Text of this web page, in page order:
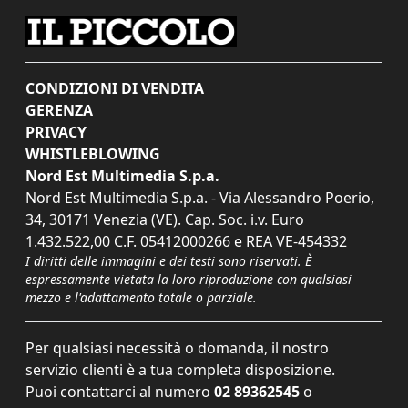
CONDIZIONI DI VENDITA
GERENZA
PRIVACY
WHISTLEBLOWING
Nord Est Multimedia S.p.a.
Nord Est Multimedia S.p.a. - Via Alessandro Poerio,
34, 30171 Venezia (VE). Cap. Soc. i.v. Euro
1.432.522,00 C.F. 05412000266 e REA VE-454332
I diritti delle immagini e dei testi sono riservati. È
espressamente vietata la loro riproduzione con qualsiasi
mezzo e l'adattamento totale o parziale.
Per qualsiasi necessità o domanda, il nostro
servizio clienti è a tua completa disposizione.
Puoi contattarci al numero 02 89362545 o